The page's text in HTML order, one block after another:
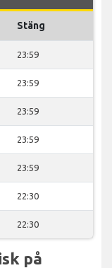
Stäng
23:59
23:59
23:59
23:59
23:59
22:30
22:30
på